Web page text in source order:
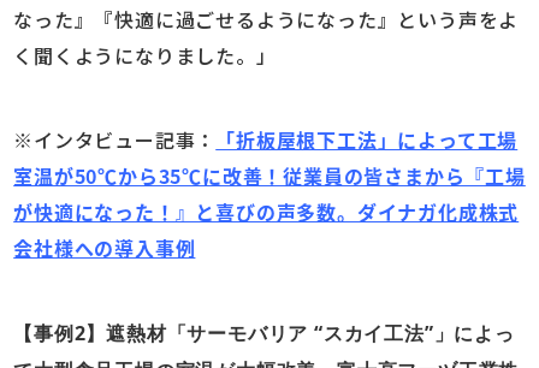
なった』『快適に過ごせるようになった』という声をよ
く聞くようになりました。」
※インタビュー記事：
「折板屋根下工法」によって工場
室温が50℃から35℃に改善！従業員の皆さまから『工場
が快適になった！』と喜びの声多数。ダイナガ化成株式
会社様への導入事例
【事例2】遮熱材「サーモバリア “スカイ工法”」によっ